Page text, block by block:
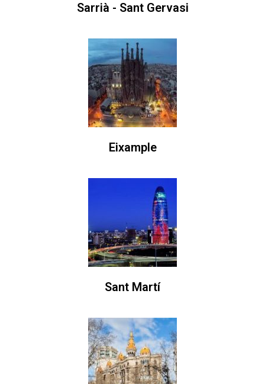
Sarrià - Sant Gervasi
Eixample
Sant Martí